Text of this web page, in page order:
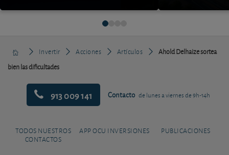
Invertir Acciones Artículos
Ahold Delhaize sortea
bien las dificultades
913 009 141 Contacto de lunes a viernes de 9h-14h
TODOS NUESTROS
CONTACTOS
APP OCU INVERSIONES PUBLICACIONES